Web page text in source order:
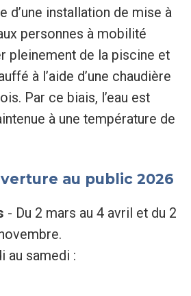
d’une installation de mise à
personnes à mobilité
pleinement de la piscine et
à l’aide d’une chaudière
Par ce biais, l’eau est
à une température de
au public 2026
- Du 2 mars au 4 avril et du 2
au samedi :